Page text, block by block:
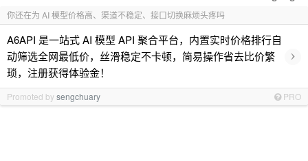
你还在为 AI 模型价格高、渠道不稳定、接口切换麻烦头疼吗
A6API 是一站式 AI 模型 API 聚合平台，内置实时价格排行自
动筛选全网最低价，丝滑稳定不卡顿，简易操作省去比价繁
琐，注册获得体验金！
›
Promoted bysengchuary PRO